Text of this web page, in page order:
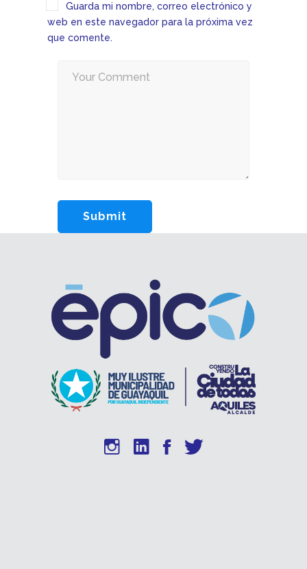
Guarda mi nombre, correo electrónico y
web en este navegador para la próxima vez
que comente.